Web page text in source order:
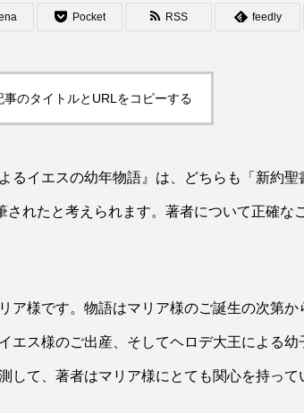
Pocket RSS feedly
事のタイトルとURLをコピーする
るイエスの幼年物語』は、どちらも「新約聖
れたと考えられます。著者について正確な
ア様です。物語はマリア様のご誕生の次第か
エス様のご出産、そしてヘロデ大王による幼
して、著者はマリア様にとても関心を持って